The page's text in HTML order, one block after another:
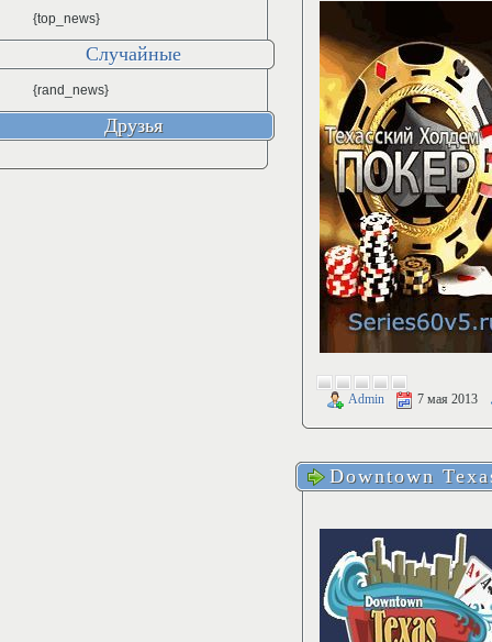
Admin 7 мая 2013
Downtown
{top_news}
Случайные
{rand_news}
Друзья